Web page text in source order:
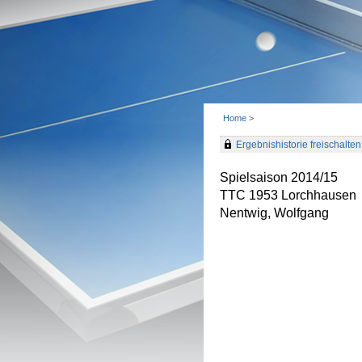
Home >
Ergebnishistorie freischalten
Spielsaison 2014/15
TTC 1953 Lorchhausen
Nentwig, Wolfgang